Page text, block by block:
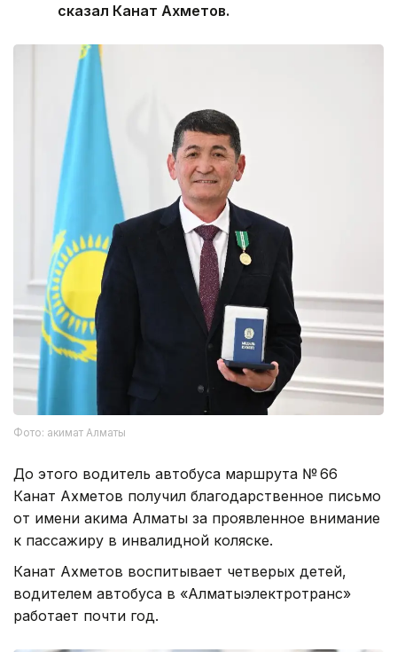
сказал Канат Ахметов.
Фото: акимат Алматы
До этого водитель автобуса маршрута № 66
Канат Ахметов получил благодарственное письмо
от имени акима Алматы за проявленное внимание
к пассажиру в инвалидной коляске.
Канат Ахметов воспитывает четверых детей,
водителем автобуса в «Алматыэлектротранс»
работает почти год.